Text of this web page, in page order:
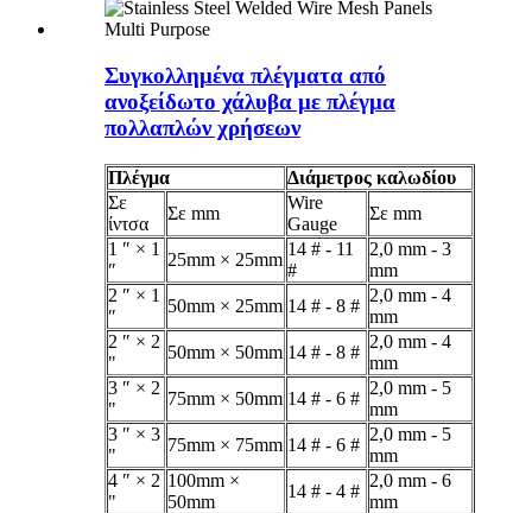
Συγκολλημένα πλέγματα από
ανοξείδωτο χάλυβα με πλέγμα
πολλαπλών χρήσεων
Πλέγμα
Διάμετρος καλωδίου
Σε
ίντσα
Σε mm
Wire
Gauge
Σε mm
1 ″ × 1
″
25mm × 25mm
14 # - 11
#
2,0 mm - 3
mm
2 ″ × 1
″
50mm × 25mm 14 # - 8 #
2,0 mm - 4
mm
2 ″ × 2
"
50mm × 50mm 14 # - 8 #
2,0 mm - 4
mm
3 ″ × 2
"
75mm × 50mm 14 # - 6 #
2,0 mm - 5
mm
3 ″ × 3
"
75mm × 75mm 14 # - 6 #
2,0 mm - 5
mm
4 ″ × 2
"
100mm ×
50mm
14 # - 4 #
2,0 mm - 6
mm